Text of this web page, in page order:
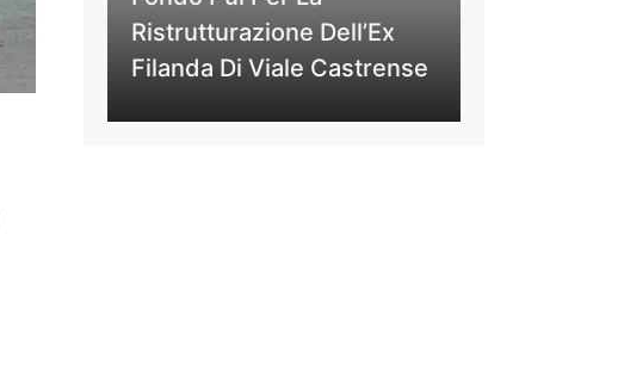
Ristrutturazione Dell’Ex
Filanda Di Viale Castrense